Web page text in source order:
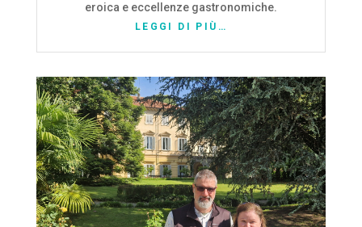
eroica e eccellenze gastronomiche.
LEGGI DI PIÙ…